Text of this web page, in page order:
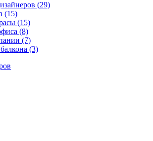
(29)
(15)
(15)
(8)
(7)
(3)